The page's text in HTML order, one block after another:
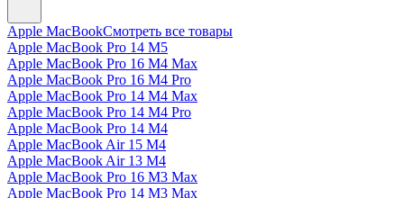
Apple MacBookСмотреть все товары
Apple MacBook Pro 14 M5
Apple MacBook Pro 16 M4 Max
Apple MacBook Pro 16 M4 Pro
Apple MacBook Pro 14 M4 Max
Apple MacBook Pro 14 M4 Pro
Apple MacBook Pro 14 M4
Apple MacBook Air 15 M4
Apple MacBook Air 13 M4
Apple MacBook Pro 16 M3 Max
Apple MacBook Pro 14 M3 Max